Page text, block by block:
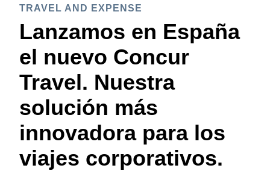
Canada (Français)
México (Español)
Brasil (Português)
United Kingdom (English)
France (Français)
Deutschland (Deutsch)
Italia (Italiano)
Nederlands (English)
Sweden (English)
ASIA PACIFIC
Australia (English)
India (English)
日本（日本語)
Singapore (English)
CRECIMIENTO Y OPTIMIZACIÓN
DUTY OF CARE
EXPERIENCIA DEL EMPLEADO
FRAUDE Y CUMPLIMIENTO
TRAVEL AND EXPENSE
Lanzamos en España
el nuevo Concur
Travel. Nuestra
solución más
innovadora para los
viajes corporativos.